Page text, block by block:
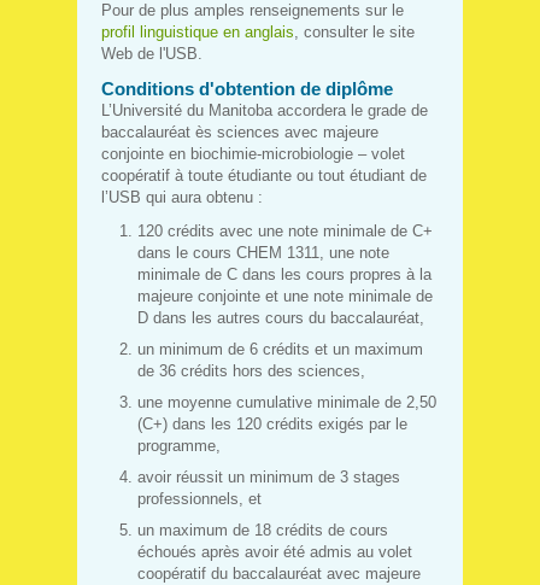
Pour de plus amples renseignements sur le
profil linguistique en anglais, consulter le site
Web de l'USB.
Conditions d'obtention de diplôme
L’Université du Manitoba accordera le grade de
baccalauréat ès sciences avec majeure
conjointe en biochimie-microbiologie – volet
coopératif à toute étudiante ou tout étudiant de
l’USB qui aura obtenu :
120 crédits avec une note minimale de C+
dans le cours CHEM 1311, une note
minimale de C dans les cours propres à la
majeure conjointe et une note minimale de
D dans les autres cours du baccalauréat,
un minimum de 6 crédits et un maximum
de 36 crédits hors des sciences,
une moyenne cumulative minimale de 2,50
(C+) dans les 120 crédits exigés par le
programme,
avoir réussit un minimum de 3 stages
professionnels, et
un maximum de 18 crédits de cours
échoués après avoir été admis au volet
coopératif du baccalauréat avec majeure